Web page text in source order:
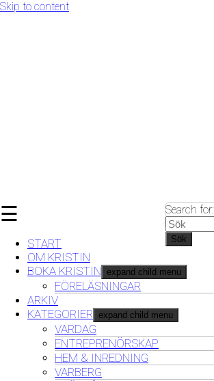
Skip to content
☰
START
OM KRISTIN
BOKA KRISTIN
expand child menu
FÖRELÄSNINGAR
ARKIV
KATEGORIER
expand child menu
VARDAG
ENTREPRENÖRSKAP
HEM & INREDNING
VARBERG
Search for:
Sök